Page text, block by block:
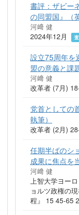
書評：ザビー
の同盟国』（
河﨑 健
2024年12月
設立75周年を
盟の意義と課
河﨑 健
改革者 (7月)
党首としての
執筆）
改革者 (2月)
任期半ばのシ
成果に焦点を
河﨑 健
上智大学ヨー
ョルツ政権の
程』 15 45-65